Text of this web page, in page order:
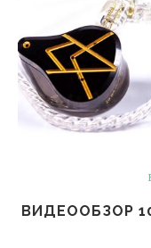
ВИДЕООБЗОР